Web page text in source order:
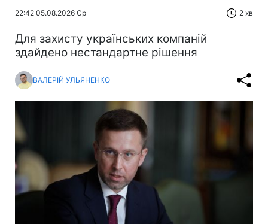
22:42 05.08.2026 Ср 2 хв
Для захисту українських компаній
здайдено нестандартне рішення
ВАЛЕРІЙ УЛЬЯНЕНКО